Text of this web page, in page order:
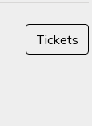
Tickets